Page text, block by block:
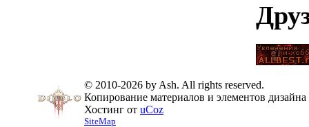
© 2010-2026 by Ash. All rights reserved.
Копирование материалов и элементов
Хостинг от uCoz
SiteMap